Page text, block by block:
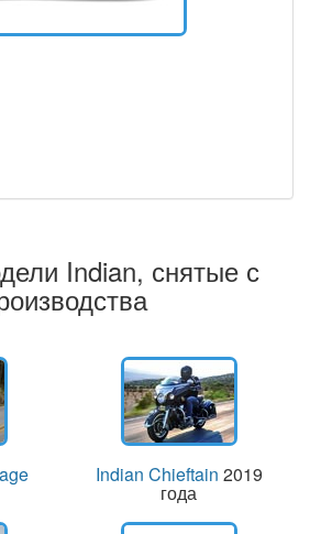
Indian, снятые с
Indian Chieftain 2019
года